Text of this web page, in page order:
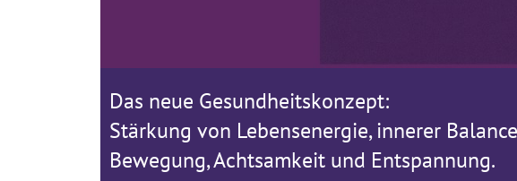
Das neue Gesundheitskonzept:
Stärkung von Lebensenergie, innerer
Bewegung, Achtsamkeit und Entspannung.